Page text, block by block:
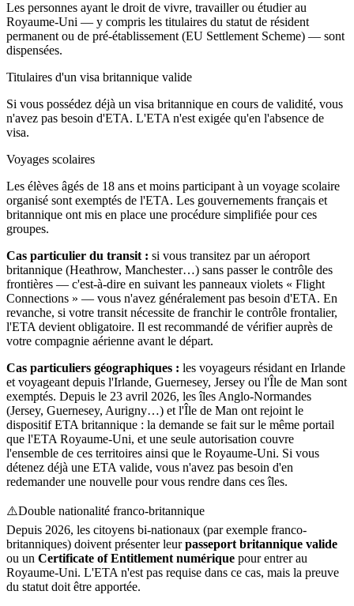
Les personnes ayant le droit de vivre, travailler ou étudier au
Royaume-Uni — y compris les titulaires du statut de résident
permanent ou de pré-établissement (EU Settlement Scheme) — sont
dispensées.
Titulaires d'un visa britannique valide
Si vous possédez déjà un visa britannique en cours de validité, vous
n'avez pas besoin d'ETA. L'ETA n'est exigée qu'en l'absence de
visa.
Voyages scolaires
Les élèves âgés de 18 ans et moins participant à un voyage scolaire
organisé sont exemptés de l'ETA. Les gouvernements français et
britannique ont mis en place une procédure simplifiée pour ces
groupes.
Cas particulier du transit : si vous transitez par un aéroport
britannique (Heathrow, Manchester…) sans passer le contrôle des
frontières — c'est-à-dire en suivant les panneaux violets « Flight
Connections » — vous n'avez généralement pas besoin d'ETA. En
revanche, si votre transit nécessite de franchir le contrôle frontalier,
l'ETA devient obligatoire. Il est recommandé de vérifier auprès de
votre compagnie aérienne avant le départ.
Cas particuliers géographiques : les voyageurs résidant en Irlande
et voyageant depuis l'Irlande, Guernesey, Jersey ou l'Île de Man sont
exemptés. Depuis le 23 avril 2026, les îles Anglo-Normandes
(Jersey, Guernesey, Aurigny…) et l'Île de Man ont rejoint le
dispositif ETA britannique : la demande se fait sur le même portail
que l'ETA Royaume-Uni, et une seule autorisation couvre
l'ensemble de ces territoires ainsi que le Royaume-Uni. Si vous
détenez déjà une ETA valide, vous n'avez pas besoin d'en
redemander une nouvelle pour vous rendre dans ces îles.
⚠️Double nationalité franco-britannique
Depuis 2026, les citoyens bi-nationaux (par exemple franco-
britanniques) doivent présenter leurpasseport britannique valide
ou un Certificate of Entitlement numérique pour entrer au
Royaume-Uni. L'ETA n'est pas requise dans ce cas, mais la preuve
du statut doit être apportée.